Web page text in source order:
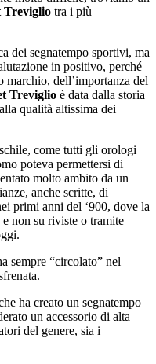
Treviglio tra i più
dei segnatempo sportivi, ma
in positivo, perché
marchio, dell’importanza del
Treviglio è data dalla storia
qualità altissima dei
come tutti gli orologi
poteva permettersi di
molto ambito da un
anche scritte, di
primi anni del ‘900, dove la
e non su riviste o tramite
sempre “circolato” nel
ha creato un segnatempo
un accessorio di alta
del genere, sia i